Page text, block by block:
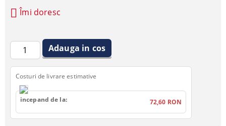
Îmi doresc
Costuri de livrare estimative
incepand de la: 72,60 RON